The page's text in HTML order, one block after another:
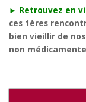
► Retrouvez en
ces 1ères
bien vieillir de
non